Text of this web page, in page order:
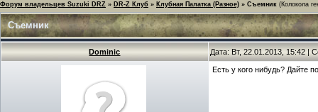
Форум владельцев Suzuki DRZ » DR-Z Клуб » Клубная Палатка (Разное) » Съемник (Колокола
Съемник
Dominic Дата: Вт, 22.01.2013, 15:42 |
Есть у кого нибудь? Дайте